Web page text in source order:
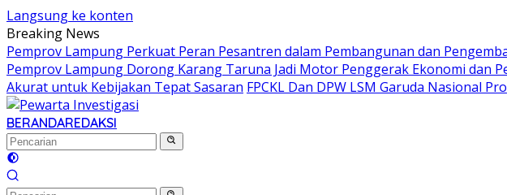
Langsung ke konten
Breaking News
Pemprov Lampung Perkuat Peran Pesantren dalam Pembangunan dan
Pemprov Lampung Dorong Karang Taruna Jadi Motor Penggerak Ekonomi dan
Akurat untuk Kebijakan Tepat Sasaran FPCKL Dan DPW LSM Garuda Nasional
BERANDAREDAKSI